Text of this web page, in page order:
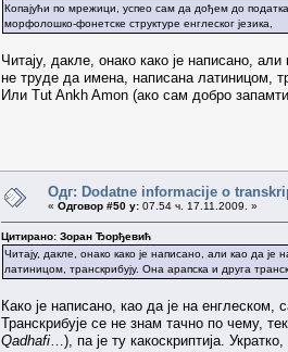
Копајући по мрежици, успео сам да дођем до
морфолошко-фонетске структуре енглеског језика,
Читају, дакле, онако како је написано,
не труде да имена, написана латиницом,
Или Tut Ankh Amon (ако сам добро
Одг: Dodatne informacije o
« Одговор #50 у: 07.54 ч. 17.11.2009. »
Цитирано: Зоран Ђорђевић
Читају, дакле, онако како је написано, али као да
латиницом, транскрибују. Она арапска и друга
Како је написано, као да је на енглеском,
Транскрибује се не знам тачно по чему,
Qadhafi …), па је ту какоскриптија.